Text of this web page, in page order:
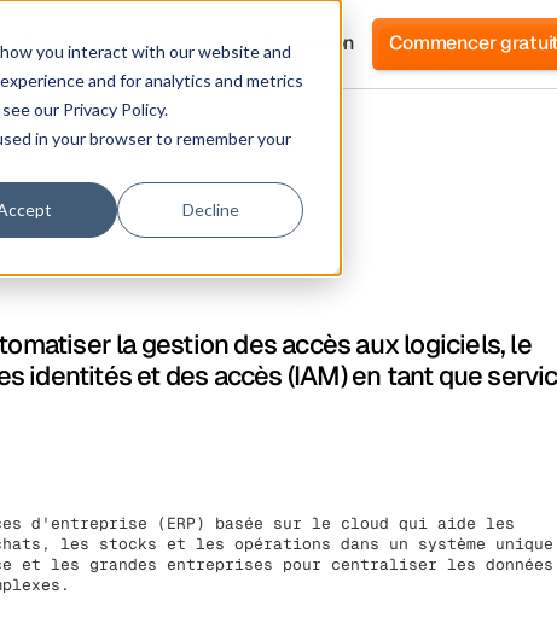
you interact with our website and
and for analytics and metrics
our Privacy Policy.
in your browser to remember your
Decline
Ressources Entreprise Connexion Commencer
la gestion des accès aux logiciels, le
identités et des accès (IAM) en tant que
d'entreprise (ERP) basée sur le cloud qui aide les
les stocks et les opérations dans un système
les grandes entreprises pour centraliser les données